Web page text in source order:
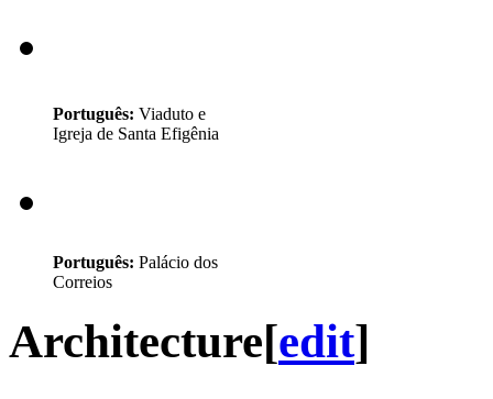
Português: Viaduto e
Igreja de Santa Efigênia
Português: Palácio dos
Correios
Architecture[edit]